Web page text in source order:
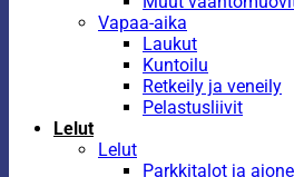
Vapaa-aika
Laukut
Kuntoilu
Retkeily ja veneily
Pelastusliivit
Lelut
Lelut
Parkkitalot ja